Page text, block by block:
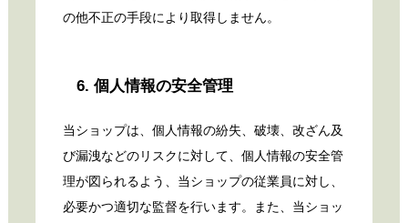
の他不正の手段により取得しません。
6. 個人情報の安全管理
当ショップは、個人情報の紛失、破壊、改ざん及
び漏洩などのリスクに対して、個人情報の安全管
理が図られるよう、当ショップの従業員に対し、
必要かつ適切な監督を行います。また、当ショッ